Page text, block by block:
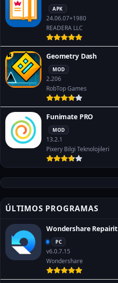
APK
24.06.07+1980
READERA LLC
Geometry Dash
MOD
2.206
RobTop Games
Funimate PRO
MOD
13.2.1
Pixery Bilgi Teknolojileri
ÚLTIMOS PROGRAMAS
Wondershare Repairit
PC
v6.0.7.15
Wondershare